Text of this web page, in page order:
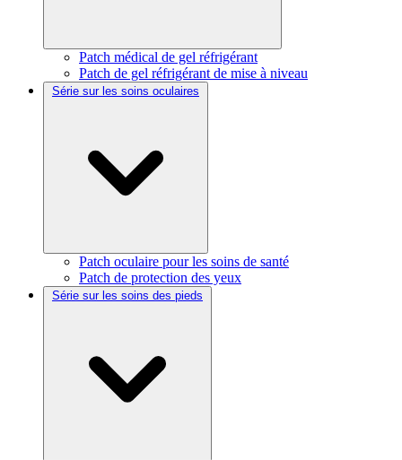
Patch médical de gel réfrigérant
Patch de gel réfrigérant de mise à niveau
Série sur les soins oculaires
Patch oculaire pour les soins de santé
Patch de protection des yeux
Série sur les soins des pieds